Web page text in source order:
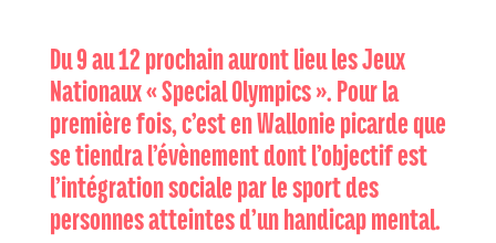
Du 9 au 12 prochain auront lieu les Jeux
Nationaux « Special Olympics ». Pour la
première fois, c’est en Wallonie picarde que
se tiendra l’évènement dont l’objectif est
l’intégration sociale par le sport des
personnes atteintes d’un handicap mental.